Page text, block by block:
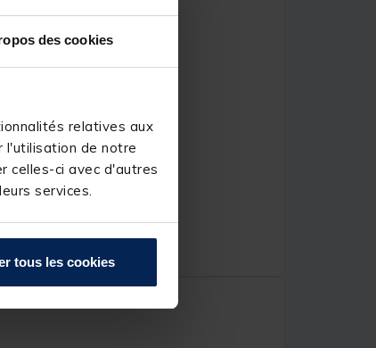
des cookies
relatives aux
l'utilisation de notre
celles-ci avec d'autres
services.
tous les cookies